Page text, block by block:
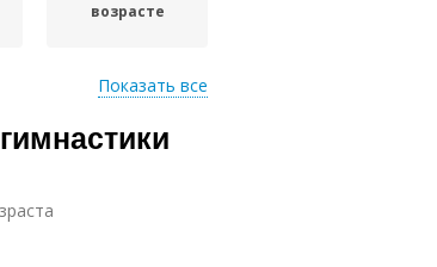
возрасте
Показать все